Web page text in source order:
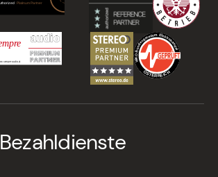
Bezahldienste